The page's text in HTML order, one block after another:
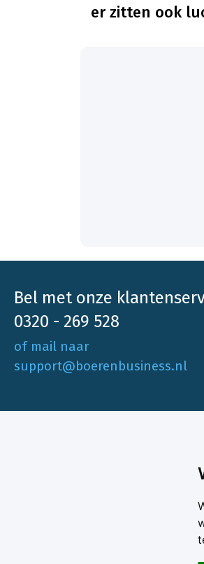
er zitten ook
Bel met onze
0320 - 269 528
of mail naar
support@boerenbusiness.nl
Boerenbusiness is je partner op het
van onafhankelijke en betrouwbare
marktinformatie en -data. Elke dag